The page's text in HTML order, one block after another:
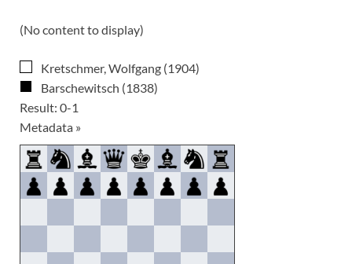
(No content to display)
Kretschmer, Wolfgang (1904)
Barschewitsch (1838)
Result: 0-1
Metadata »